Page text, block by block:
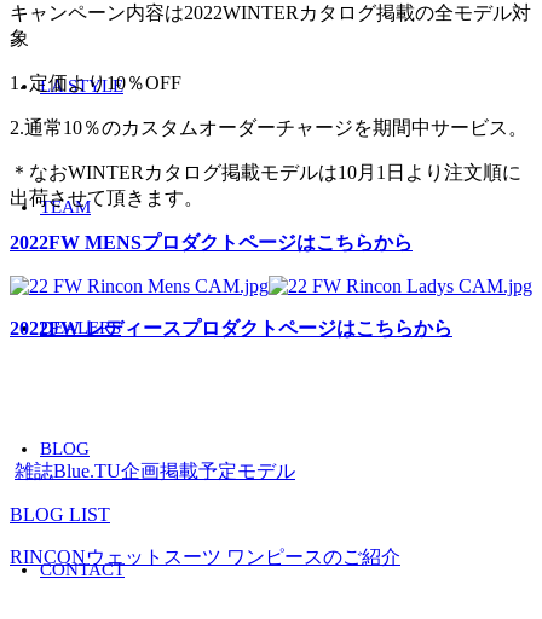
LA STYLE
TEAM
DEALERS
BLOG
CONTACT
キャンペーン内容は2022WINTERカタログ掲載の全モデル対
象
1. 定価より10％OFF
2.通常10％のカスタムオーダーチャージを期間中サービス。
＊なおWINTERカタログ掲載モデルは10月1日より注文順に
出荷させて頂きます。
2022FW MENSプロダクトページはこちらから
2022FW レディースプロダクトページはこちらから
雑誌Blue.TU企画掲載予定モデル
BLOG LIST
RINCONウェットスーツ ワンピースのご紹介